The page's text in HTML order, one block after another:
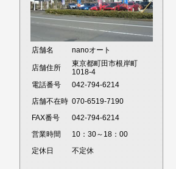
店舗名 nanoオート
店舗住所
東京都町田市根岸町
1018-4
電話番号
042-794-6214
店舗不在時 070-6519-7190
FAX番号
042-794-6214
営業時間
10：30～18：00
定休日
不定休